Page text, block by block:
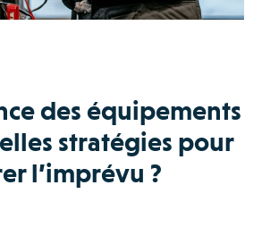
des équipements
stratégies pour
l’imprévu ?